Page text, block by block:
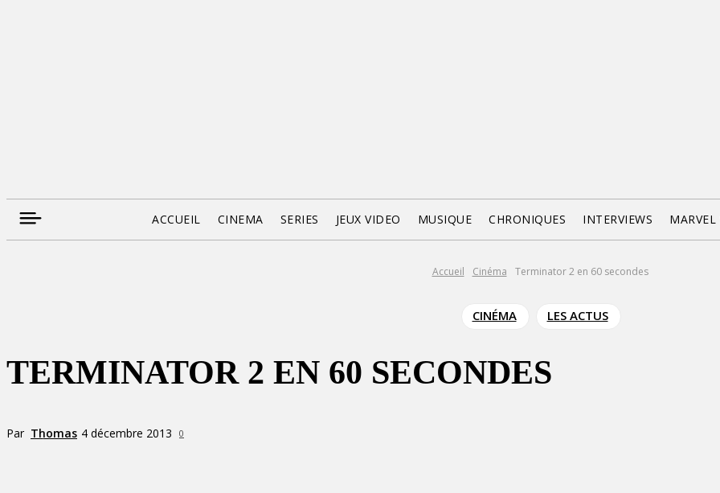
ACCUEIL CINEMA SERIES JEUX VIDEO MUSIQUE CHRONIQUES INTERVIEWS
Accueil Cinéma Terminator 2 en 60 secondes
CINÉMA LES ACTUS
TERMINATOR 2 EN 60 SECONDES
Par Thomas 4 décembre 2013 0